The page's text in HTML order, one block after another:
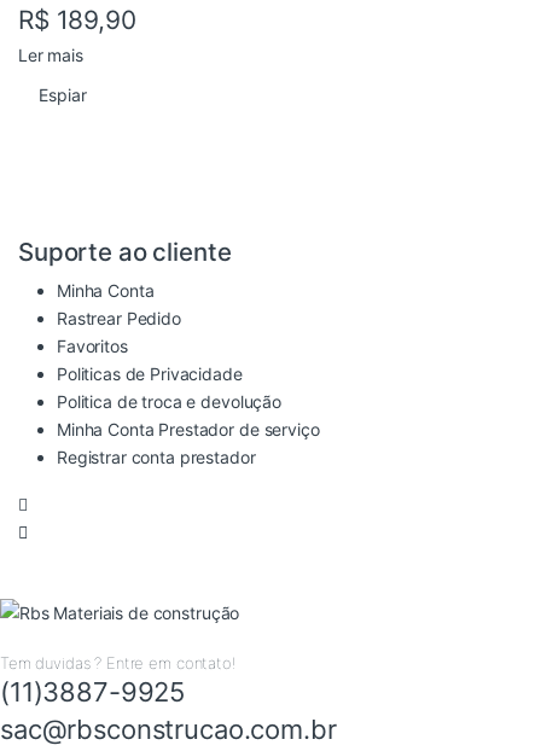
R$ 189,90
Ler mais
Espiar
Suporte ao cliente
Minha Conta
Rastrear Pedido
Favoritos
Politicas de Privacidade
Politica de troca e devolução
Minha Conta Prestador de serviço
Registrar conta prestador
Tem duvidas ? Entre em contato!
(11)3887-9925
sac@rbsconstrucao.com.br